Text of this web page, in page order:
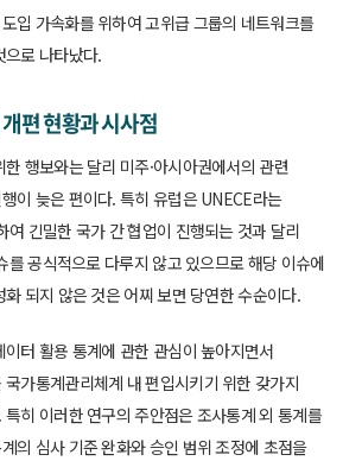
입 가속화를 위하여 고위급 그룹의 네트워크를
로 나타났다.
편 현황과 시사점
행보와는 달리 미주·아시아권에서의 관련
이 늦은 편이다. 특히 유럽은 UNECE라는
여 긴밀한 국가 간 협업이 진행되는 것과 달리
를 공식적으로 다루지 않고 있으므로 해당 이슈에
되지 않은 것은 어찌 보면 당연한 수순이다.
터 활용 통계에 관한 관심이 높아지면서
가통계관리체계 내 편입시키기 위한 갖가지
히 이러한 연구의 주안점은 조사통계 외 통계를
의 심사 기준 완화와 승인 범위 조정에 초점을